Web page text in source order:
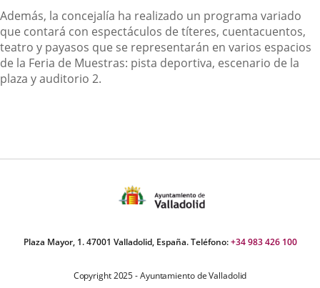
Además, la concejalía ha realizado un programa variado
que contará con espectáculos de títeres, cuentacuentos,
teatro y payasos que se representarán en varios espacios
de la Feria de Muestras: pista deportiva, escenario de la
plaza y auditorio 2.
Plaza Mayor, 1. 47001 Valladolid, España. Teléfono:+34 983 426 100
Copyright 2025 - Ayuntamiento de Valladolid